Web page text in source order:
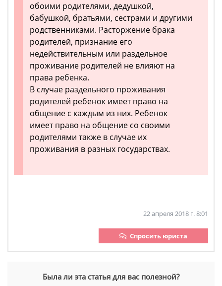
обоими родителями, дедушкой,
бабушкой, братьями, сестрами и другими
родственниками. Расторжение брака
родителей, признание его
недействительным или раздельное
проживание родителей не влияют на
права ребенка.
В случае раздельного проживания
родителей ребенок имеет право на
общение с каждым из них. Ребенок
имеет право на общение со своими
родителями также в случае их
проживания в разных государствах.
22 апреля 2018 г. 8:01
Спросить юриста
Была ли эта статья для вас полезной?